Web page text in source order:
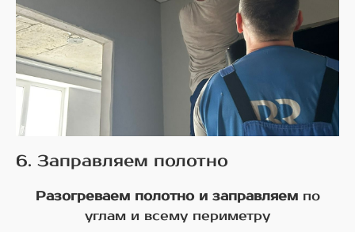
6. Заправляем полотно
Разогреваем полотно и заправляемпо
углам и всему периметру